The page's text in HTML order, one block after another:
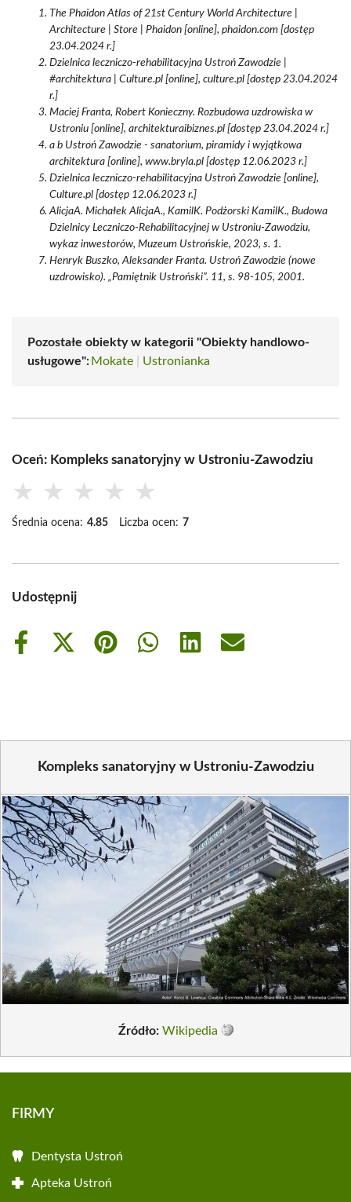
The Phaidon Atlas of 21st Century World Architecture |
Architecture | Store | Phaidon [online], phaidon.com [dostęp
23.04.2024 r.]
Dzielnica leczniczo-rehabilitacyjna Ustroń Zawodzie |
#architektura | Culture.pl [online], culture.pl [dostęp 23.04.2024
r.]
Maciej Franta, Robert Konieczny. Rozbudowa uzdrowiska w
Ustroniu [online], architekturaibiznes.pl [dostęp 23.04.2024 r.]
a b Ustroń Zawodzie - sanatorium, piramidy i wyjątkowa
architektura [online], www.bryla.pl [dostęp 12.06.2023 r.]
Dzielnica leczniczo-rehabilitacyjna Ustroń Zawodzie [online],
Culture.pl [dostęp 12.06.2023 r.]
AlicjaA. Michałek AlicjaA., KamilK. Podżorski KamilK., Budowa
Dzielnicy Leczniczo-Rehabilitacyjnej w Ustroniu-Zawodziu,
wykaz inwestorów, Muzeum Ustrońskie, 2023, s. 1.
Henryk Buszko, Aleksander Franta. Ustroń Zawodzie (nowe
uzdrowisko). „Pamiętnik Ustroński”. 11, s. 98-105, 2001.
Pozostałe obiekty w kategorii "Obiekty handlowo-
usługowe": Mokate Ustronianka
Oceń: Kompleks sanatoryjny w Ustroniu-Zawodziu
★ ★ ★ ★ ★
Średnia ocena: 4.85 Liczba ocen: 7
Udostępnij
Share
Share
Share
Share
Share
Share
Kompleks sanatoryjny w Ustroniu-Zawodziu
Źródło: Wikipedia
FIRMY
Dentysta Ustroń
Apteka Ustroń